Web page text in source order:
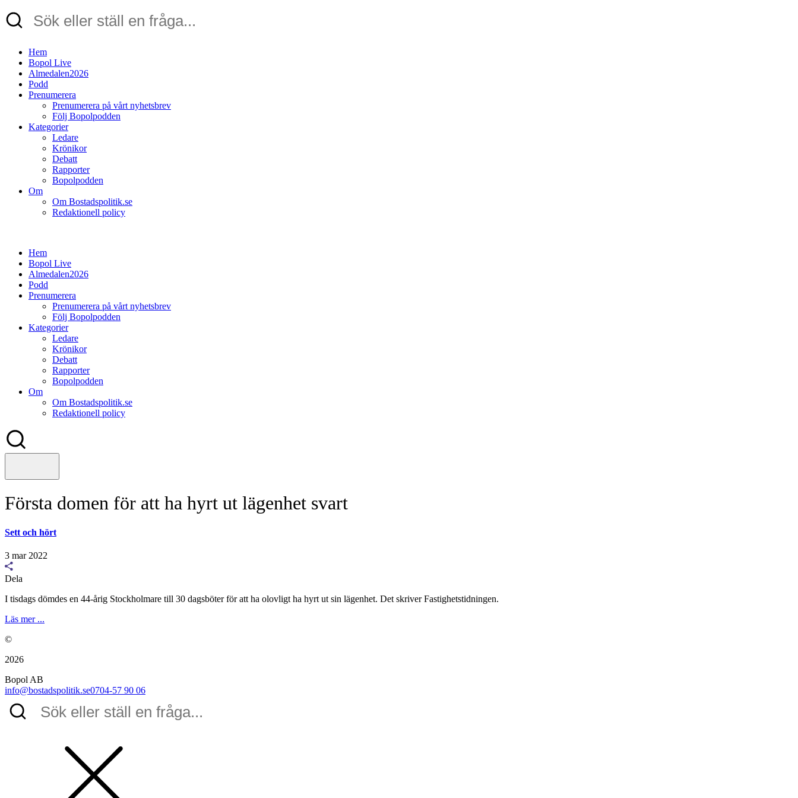
Hem
Bopol Live
Almedalen2026
Podd
Prenumerera
Prenumerera på vårt nyhetsbrev
Följ Bopolpodden
Kategorier
Ledare
Krönikor
Debatt
Rapporter
Bopolpodden
Om
Om Bostadspolitik.se
Redaktionell policy
Hem
Bopol Live
Almedalen2026
Podd
Prenumerera
Prenumerera på vårt nyhetsbrev
Följ Bopolpodden
Kategorier
Ledare
Krönikor
Debatt
Rapporter
Bopolpodden
Om
Om Bostadspolitik.se
Redaktionell policy
Första domen för att ha hyrt ut lägenhet svart
Sett och hört
3 mar 2022
Dela
I tisdags dömdes en 44-årig Stockholmare till 30 dagsböter för att ha olovligt ha hyrt ut sin lägenhet. Det skriver Fastighetstidningen.
Läs mer ...
©
2026
Bopol AB
info@bostadspolitik.se0704-57 90 06